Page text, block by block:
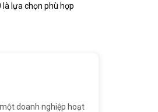
lựa chọn phù hợp
doanh nghiệp hoạt